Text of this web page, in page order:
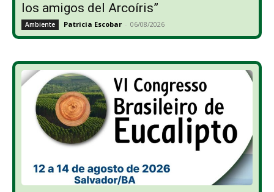
los amigos del Arcoíris”
Ambiente Patricia Escobar - 06/08/2026